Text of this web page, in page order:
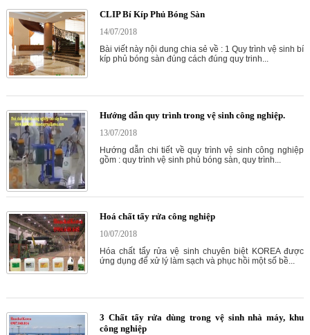
CLIP Bí Kíp Phủ Bóng Sàn
14/07/2018
Bài viết này nội dung chia sẻ về : 1 Quy trình vệ sinh bí
kíp phủ bóng sàn đúng cách đúng quy trinh...
Hướng dẫn quy trình trong vệ sinh công nghiệp.
13/07/2018
Hướng dẫn chi tiết về quy trình vệ sinh công nghiệp
gồm : quy trình vệ sinh phủ bóng sàn, quy trình...
Hoá chất tẩy rửa công nghiệp
10/07/2018
Hóa chất tẩy rửa vệ sinh chuyên biệt KOREA được
ứng dụng để xử lý làm sạch và phục hồi một số bề...
3 Chất tẩy rửa dùng trong vệ sinh nhà máy, khu
công nghiệp